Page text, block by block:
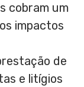
cobram um
impactos
de
e litígios